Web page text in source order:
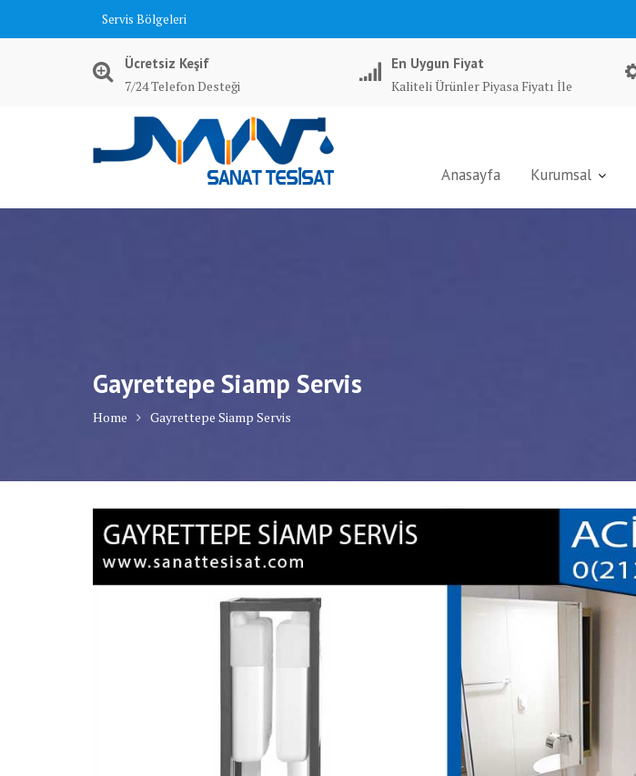
Servis Bölgeleri
Ücretsiz Keşif
7/24 Telefon Desteği
En Uygun Fiyat
Kaliteli Ürünler Piyasa Fiyatı İle
Anasayfa Kurumsal
Gayrettepe Siamp Servis
Home Gayrettepe Siamp Servis